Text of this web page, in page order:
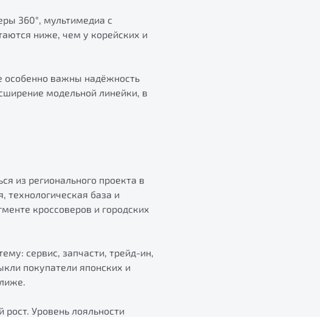
360°, мультимедиа с
ниже, чем у корейских и
особенно важны надёжность
модельной линейки, в
из регионального проекта в
технологическая база и
кроссоверов и городских
сервис, запчасти, трейд-ин,
покупатели японских и
Уровень лояльности